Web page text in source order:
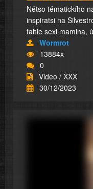
Nětso tématickího
inspiratsi na
tahle sexi mamina,
Wormrot
13884x
0
Video / XXX
30/12/2023